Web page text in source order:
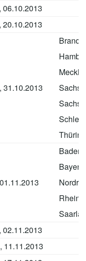
06.10.2013
20.10.2013
31.10.2013
Bayern
02.11.2013
11.11.2013